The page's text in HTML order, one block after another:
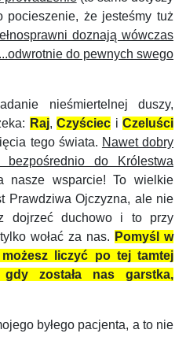
pocieszenie, że jesteśmy tuż
doznają wówczas
do pewnych swego
nieśmiertelnej duszy,
Raj,Czyściec iCzeluści
tego świata. Nawet dobry
do Królestwa
nasze wsparcie! To wielkie
Prawdziwa Ojczyzna, ale nie
dojrzeć duchowo i to przy
wołać za nas. Pomyśl w
liczyć po tej tamtej
została nas garstka,
byłego pacjenta, a to nie